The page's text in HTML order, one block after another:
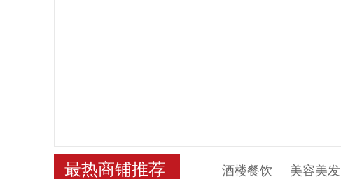
最热商铺推荐 酒楼餐饮 美容美发